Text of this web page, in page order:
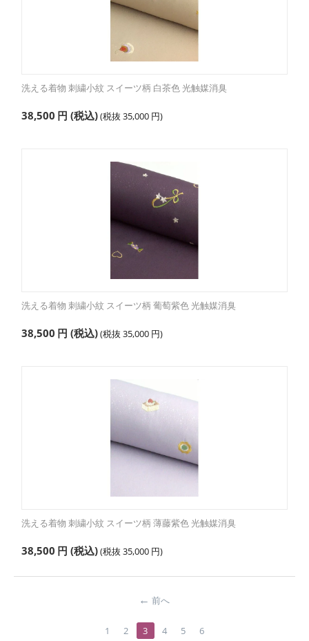
洗える着物 刺繍小紋 スイーツ柄 白茶色 光触媒消臭
38,500 円 (税込)(税抜 35,000 円)
洗える着物 刺繍小紋 スイーツ柄 葡萄紫色 光触媒消臭
38,500 円 (税込)(税抜 35,000 円)
洗える着物 刺繍小紋 スイーツ柄 薄藤紫色 光触媒消臭
38,500 円 (税込)(税抜 35,000 円)
前へ
1 2 3 4 5 6